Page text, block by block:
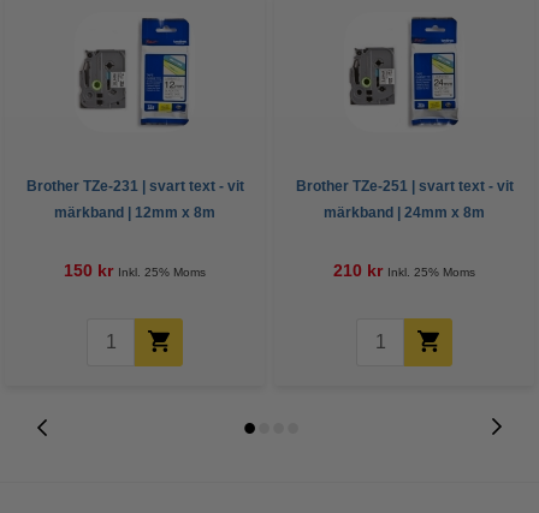
Brother TZe-231 | svart text - vit
märkband | 12mm x 8m
150 kr Inkl. 25% Moms
Brother TZe-251 | svart text - vit
märkband | 24mm x 8m
210 kr Inkl. 25% Moms